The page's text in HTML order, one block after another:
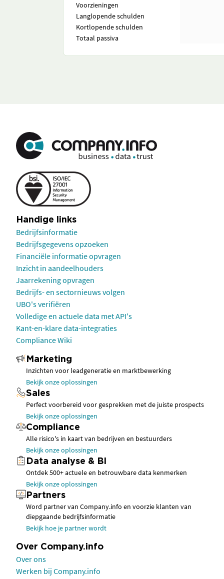
Voorzieningen
Langlopende schulden
Kortlopende schulden
Totaal passiva
Handige links
Bedrijfsinformatie
Bedrijfsgegevens opzoeken
Financiële informatie opvragen
Inzicht in aandeelhouders
Jaarrekening opvragen
Bedrijfs- en sectornieuws volgen
UBO's verifiëren
Volledige en actuele data met API's
Kant-en-klare data-integraties
Compliance Wiki
Marketing
Inzichten voor leadgeneratie en marktbewerking
Bekijk onze oplossingen
Sales
Perfect voorbereid voor gesprekken met de juiste prospects
Bekijk onze oplossingen
Compliance
Alle risico's in kaart van bedrijven en bestuurders
Bekijk onze oplossingen
Data analyse & BI
Ontdek 500+ actuele en betrouwbare data kenmerken
Bekijk onze oplossingen
Partners
Word partner van Company.info en voorzie klanten van
diepgaande bedrijfsinformatie
Bekijk hoe je partner wordt
Over Company.info
Over ons
Werken bij Company.info